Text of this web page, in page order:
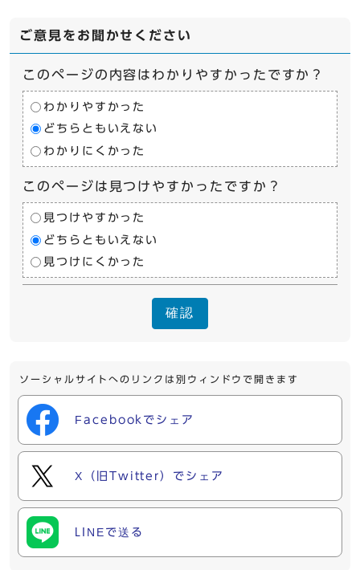
ご意見をお聞かせください
このページの内容はわかりやすかったですか？
わかりやすかった
どちらともいえない
わかりにくかった
このページは見つけやすかったですか？
見つけやすかった
どちらともいえない
見つけにくかった
確認
ソーシャルサイトへのリンクは別ウィンドウで開きます
Facebookでシェア
X（旧Twitter）でシェア
LINEで送る